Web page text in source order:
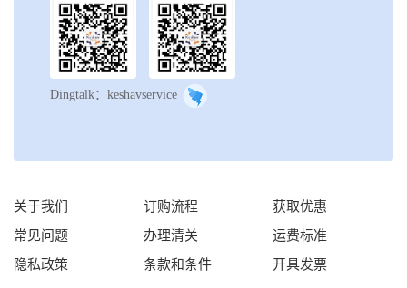
Dingtalk：keshavservice
关于我们
常见问题
隐私政策
订购流程
办理清关
条款和条件
获取优惠
运费标准
开具发票